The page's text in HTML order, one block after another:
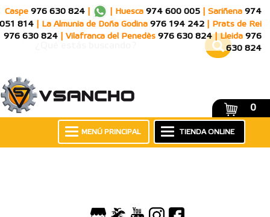
Caspe 976 630 824 Huesca 974 600 005 Sariñena 974
051 814
La Almunia de Doña Godina 976 194 242
Prats de Rei
976 630 824
Vilafranca del Penedès 976 630 824 Lleida 976
630 824
0
TIENDA ONLINE
MENÚ PRINCIPAL